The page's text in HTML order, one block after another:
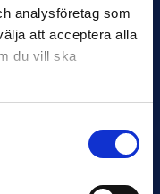
analysföretag som
att acceptera alla
du vill ska
IFK Göteborg
IFK Göteborg att
i herrlaget har